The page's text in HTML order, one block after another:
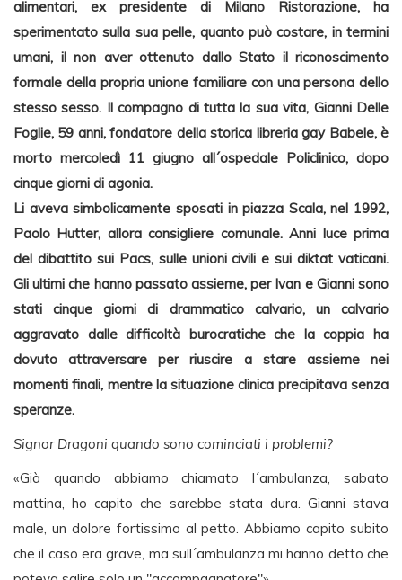
alimentari, ex presidente di Milano Ristorazione, ha
sperimentato sulla sua pelle, quanto può costare, in termini
umani, il non aver ottenuto dallo Stato il riconoscimento
formale della propria unione familiare con una persona dello
stesso sesso. Il compagno di tutta la sua vita, Gianni Delle
Foglie, 59 anni, fondatore della storica libreria gay Babele, è
morto mercoledì 11 giugno all´ospedale Policlinico, dopo
cinque giorni di agonia.
Li aveva simbolicamente sposati in piazza Scala, nel 1992,
Paolo Hutter, allora consigliere comunale. Anni luce prima
del dibattito sui Pacs, sulle unioni civili e sui diktat vaticani.
Gli ultimi che hanno passato assieme, per Ivan e Gianni sono
stati cinque giorni di drammatico calvario, un calvario
aggravato dalle difficoltà burocratiche che la coppia ha
dovuto attraversare per riuscire a stare assieme nei
momenti finali, mentre la situazione clinica precipitava senza
speranze.
Signor Dragoni quando sono cominciati i problemi?
«Già quando abbiamo chiamato l´ambulanza, sabato
mattina, ho capito che sarebbe stata dura. Gianni stava
male, un dolore fortissimo al petto. Abbiamo capito subito
che il caso era grave, ma sull´ambulanza mi hanno detto che